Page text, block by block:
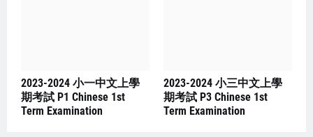
2023-2024 小一中文上學
期考試 P1 Chinese 1st
Term Examination
2023-2024 小三中文上學
期考試 P3 Chinese 1st
Term Examination